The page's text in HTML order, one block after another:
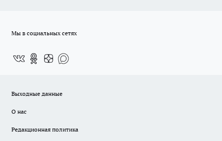
Мы в социальных сетях
Выходные данные
О нас
Редакционная политика